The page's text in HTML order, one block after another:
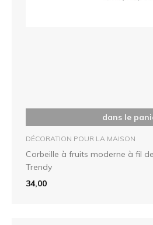
dans le
DÉCORATION POUR LA MAISON
Corbeille à fruits moderne à fil
Trendy
34,00